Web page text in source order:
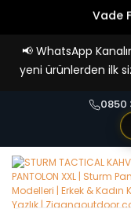
Vade
📢 WhatsApp
yeni ürünlerden ilk
0850